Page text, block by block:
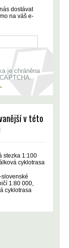
dostávat
na váš e-
je chráněna
v této
stezka 1:100
cyklotrasa
1:80 000,
cyklotrasa